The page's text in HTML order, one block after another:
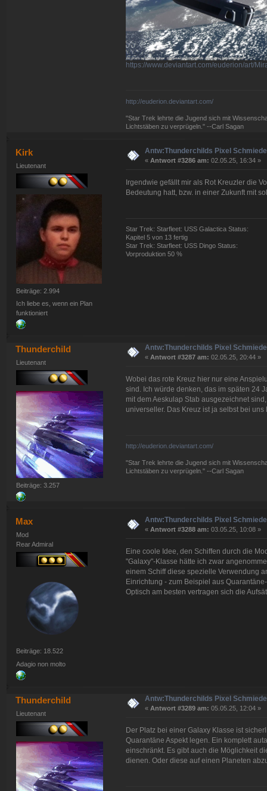
https://www.deviantart.com/euderion/art/
http://euderion.deviantart.com/
"Star Trek lehrte die Jugend sich mit
Lichtstäben zu verprügeln." --Carl Sagan
Kirk
Lieutenant
Beiträge: 2.994
Ich liebe es, wenn ein Plan
funktioniert
Antw:Thunderchilds Pixel Schmiede
« Antwort #3286 am: 02.05.25, 16:34 »
Irgendwie gefällt mir als Rot Kreuzler die
Bedeutung hatt, bzw. in einer Zukunft mit
Star Trek: Starfleet: USS Galactica Status:
Kapitel 5 von 13 fertig
Star Trek: Starfleet: USS Dingo Status:
Vorproduktion 50 %
Thunderchild
Lieutenant
Beiträge: 3.257
Antw:Thunderchilds Pixel Schmiede
« Antwort #3287 am: 02.05.25, 20:44 »
Wobei das rote Kreuz hier nur eine
sind. Ich würde denken, das im späten 24
mit dem Aeskulap Stab ausgezeichnet
universeller. Das Kreuz ist ja selbst bei
http://euderion.deviantart.com/
"Star Trek lehrte die Jugend sich mit
Lichtstäben zu verprügeln." --Carl Sagan
Max
Mod
Rear Admiral
Beiträge: 18.522
Adagio non molto
Antw:Thunderchilds Pixel Schmiede
« Antwort #3288 am: 03.05.25, 10:08 »
Eine coole Idee, den Schiffen durch die
"Galaxy"-Klasse hätte ich zwar
einem Schiff diese spezielle Verwendung
Einrichtung - zum Beispiel aus
Optisch am besten vertragen sich die
Thunderchild
Lieutenant
Antw:Thunderchilds Pixel Schmiede
« Antwort #3289 am: 05.05.25, 12:04 »
Der Platz bei einer Galaxy Klasse ist
Quarantäne Aspekt legen. Ein komplett
einschränkt. Es gibt auch die Möglichkeit
dienen. Oder diese auf einen Planeten